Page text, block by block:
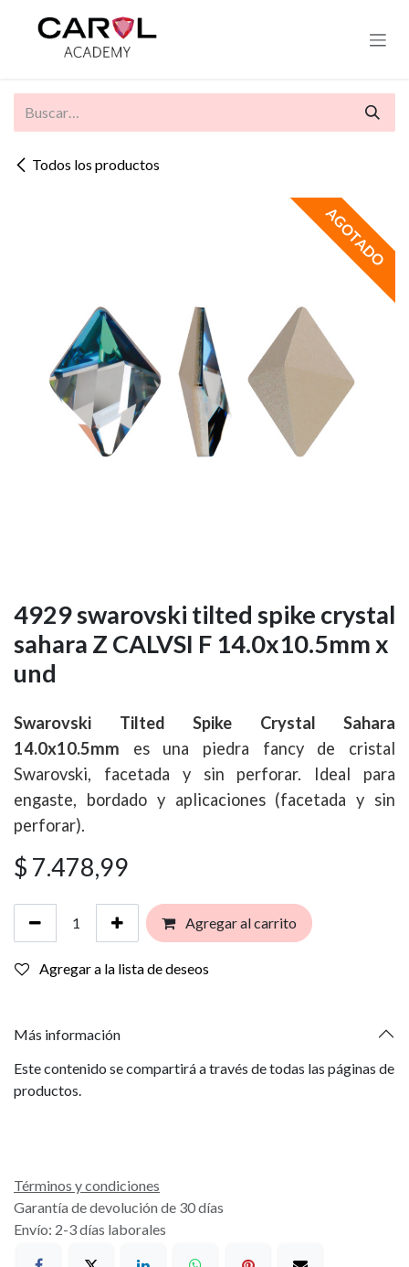
Todos los productos
AGOTADO
4929 swarovski tilted spike crystal
sahara Z CALVSI F 14.0x10.5mm x
und
Swarovski Tilted Spike Crystal Sahara
14.0x10.5mm es una piedra fancy de cristal
Swarovski, facetada y sin perforar. Ideal para
engaste, bordado y aplicaciones (facetada y sin
perforar).
$ 7.478,99
Agregar al carrito
Agregar a la lista de deseos
Más información
Este contenido se compartirá a través de todas las páginas de
productos.
Términos y condiciones
Garantía de devolución de 30 días
Envío: 2-3 días laborales